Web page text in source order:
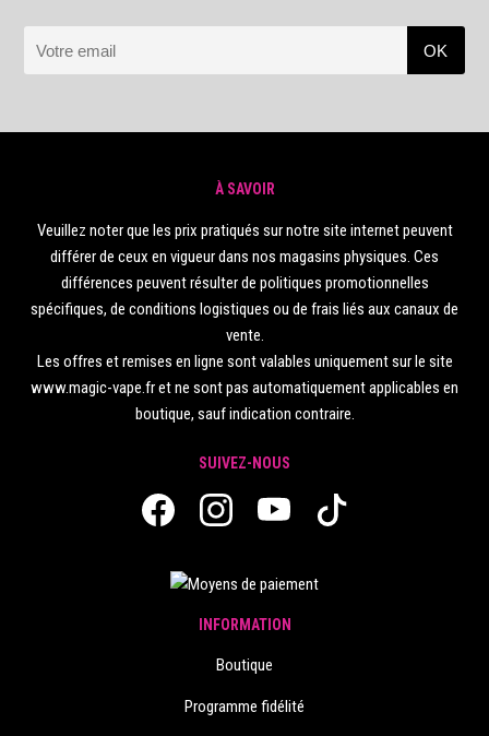
À SAVOIR
Veuillez noter que les prix pratiqués sur notre site internet peuvent
différer de ceux en vigueur dans nos magasins physiques. Ces
différences peuvent résulter de politiques promotionnelles
spécifiques, de conditions logistiques ou de frais liés aux canaux de
vente.
Les offres et remises en ligne sont valables uniquement sur le site
www.magic-vape.fr et ne sont pas automatiquement applicables en
boutique, sauf indication contraire.
SUIVEZ-NOUS
INFORMATION
Boutique
Programme fidélité